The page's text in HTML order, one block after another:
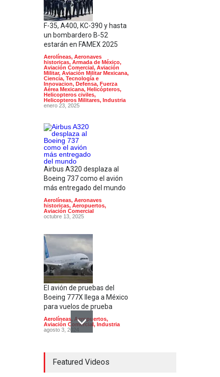
F-35, A400, KC-390 y hasta
un bombardero B-52
estarán en FAMEX 2025
Aerolíneas, Aeronaves
historicas, Armada de México,
Aviación Comercial, Aviación
Militar, Aviación Militar Mexicana,
Ciencia, Tecnología e
Innovacion, Defensa, Fuerza
Aérea Mexicana, Helicópteros,
Helicopteros civiles,
Helicopteros Militares, Industria
enero 23, 2025
Airbus A320 desplaza al
Boeing 737 como el avión
más entregado del mundo
Aerolíneas, Aeronaves
historicas, Aeropuertos,
Aviación Comercial
octubre 13, 2025
El avión de pruebas del
Boeing 777X llega a México
para vuelos de prueba
Aerolíneas, Aeropuertos,
Aviación Comercial , Industria
agosto 3, 2024
Featured Videos